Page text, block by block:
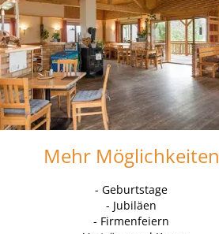
Mehr Möglichkeiten
- Geburtstage
- Jubiläen
- Firmenfeiern